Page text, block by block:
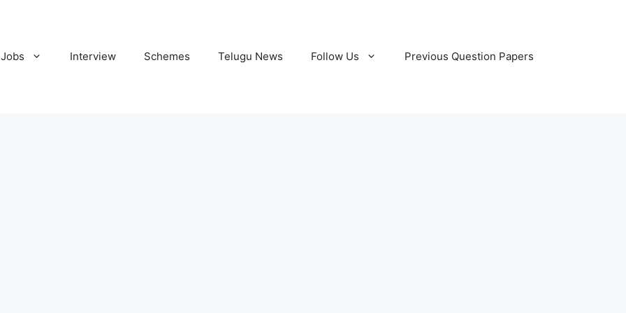
Jobs Interview Schemes Telugu News Follow Us Previous Question Papers